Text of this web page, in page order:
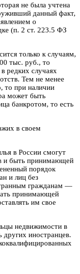
не была учтена
данный факт,
о
(п. 2 ст. 223.5 ФЗ
только к случаям,
тыс. руб., то
редких случаях
Тем не менее
то при наличии
может быть
банкротом, то есть
в своем
в России смогут
и быть принимающей
порядок
и лиц без
гражданам —
принимающей
им свое
недвижимости в
других иностранцев.